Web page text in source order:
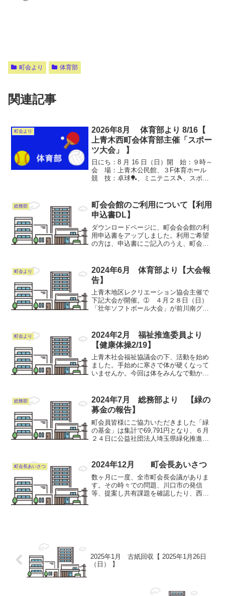
町会より 体育部
関連記事
町会より
2026年8月 体育部より 8/16【
上青木西町会体育部主催「スポー
ツ大会」 】
日にち：8 月 16 日（日）開 始：９時～
会 場：上青木公民館、３F体育ホール
競 技：卓球🏓、ミニテニス🎾、スポレ
(*^^*)／※各競技、経験者、先生が優しく
指導致しま...
総務部
町会会館のご利用について【利用
申込書DL】
ダウンロードページに、町会会会館の利
用申込書をアップしました。利用ご希望
の方は、申込書にご記入のうえ、町会会
町会より
2024年6月 体育部より【大会報
告】
上青木地区レクリエーション協会主催で
下記大会が開催。➀ ４月２８日（日）
「壮年ソフトボール大会」が前川南グラ
ボール大会」が川口体育武道センターで
開催され上青木西町会...
町会より
2024年2月 福祉推進委員より
【健康体操2/19】
上青木社会福祉協議会の下、活動を始め
ました。手始めに寒さで体が硬くなって
いませんか。今回は体をみんなで動かし
木西町会会館問い合わせ（申し込み先）
福祉...
総務部
2024年7月 総務部より 【緑の
募金の報告】
町会員皆様にご協力いただきました「緑
の基金」は集計で69,791円となり、６月
２４日に公益社団法人埼玉県緑化推進委
町会長あいさつ 2024年12月 町会長あいさつ
数ヶ月に一度、全市町会長会議がありま
す。その時々での問題、川口市の発信
等、提案し共有課題を確認したり、西町
2025年1月 古紙回収【 2025年1月26日
（日） 】